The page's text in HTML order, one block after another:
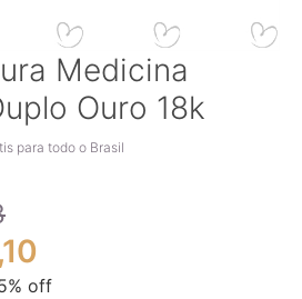
Medicina
Ouro 18k
para todo o Brasil
% off